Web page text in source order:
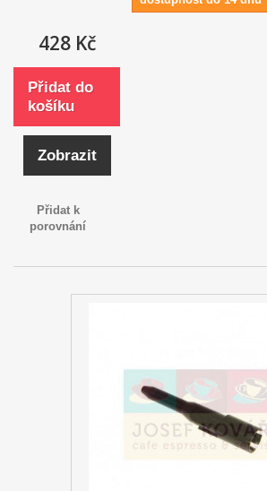
428 Kč
Přidat do
košíku
Zobrazit
Přidat k
porovnání